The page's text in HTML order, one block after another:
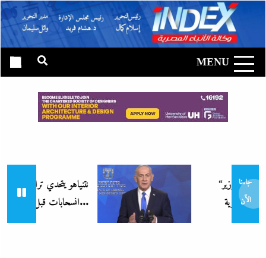
content
وكالة الأنباء
المصرية|
إندكس
MENU
جاءنا
الآن
نتنياهو يتحدي ترامب ويرفض أى
“زغاريد نص الليل للفجر”..إفيه وزير